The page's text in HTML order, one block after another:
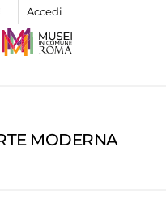
Accedi
MODERNA